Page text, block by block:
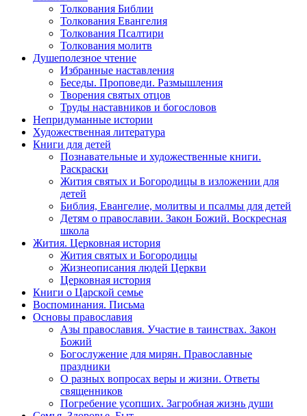
Толкования Библии
Толкования Евангелия
Толкования Псалтири
Толкования молитв
Душеполезное чтение
Избранные наставления
Беседы. Проповеди. Размышления
Творения святых отцов
Труды наставников и богословов
Непридуманные истории
Художественная литература
Книги для детей
Познавательные и художественные книги.
Раскраски
Жития святых и Богородицы в изложении для
детей
Библия, Евангелие, молитвы и псалмы для детей
Детям о православии. Закон Божий. Воскресная
школа
Жития. Церковная история
Жития святых и Богородицы
Жизнеописания людей Церкви
Церковная история
Книги о Царской семье
Воспоминания. Письма
Основы православия
Азы православия. Участие в таинствах. Закон
Божий
Богослужение для мирян. Православные
праздники
О разных вопросах веры и жизни. Ответы
священников
Погребение усопших. Загробная жизнь души